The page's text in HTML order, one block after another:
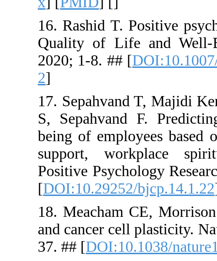
16. Rashid
Quality
2020; 1-8.
17.
S,
being of
support,
Positive
[
18.
and cancer
37. ## [